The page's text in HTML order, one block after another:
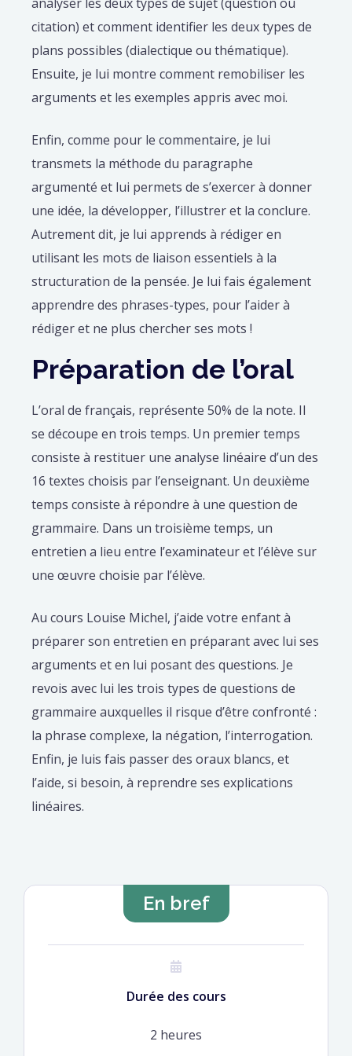
citation) et comment identifier les deux types de
plans possibles (dialectique ou thématique).
Ensuite, je lui montre comment remobiliser les
arguments et les exemples appris avec moi.
Enfin, comme pour le commentaire, je lui
transmets la méthode du paragraphe
argumenté et lui permets de s’exercer à donner
une idée, la développer, l’illustrer et la conclure.
Autrement dit, je lui apprends à rédiger en
utilisant les mots de liaison essentiels à la
structuration de la pensée. Je lui fais également
apprendre des phrases-types, pour l’aider à
rédiger et ne plus chercher ses mots !
Préparation de l’oral
L’oral de français, représente 50% de la note. Il
se découpe en trois temps. Un premier temps
consiste à restituer une analyse linéaire d’un des
16 textes choisis par l’enseignant. Un deuxième
temps consiste à répondre à une question de
grammaire. Dans un troisième temps, un
entretien a lieu entre l’examinateur et l’élève sur
une œuvre choisie par l’élève.
Au cours Louise Michel, j’aide votre enfant à
préparer son entretien en préparant avec lui ses
arguments et en lui posant des questions. Je
revois avec lui les trois types de questions de
grammaire auxquelles il risque d’être confronté :
la phrase complexe, la négation, l’interrogation.
Enfin, je luis fais passer des oraux blancs, et
l’aide, si besoin, à reprendre ses explications
linéaires.
Lila
Docteure, chercheuse,
Master en Lettres et Théâtre, puis une thèse de
Les cours ont lieu dans les locaux de Cours
Galilée, situés dans le centre ville de Toulouse,
a year ago
En bref
Durée des cours
2 heures